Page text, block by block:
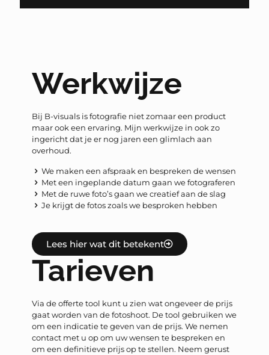
Werkwijze
Bij B-visuals is fotografie niet zomaar een product
maar ook een ervaring. Mijn werkwijze in ook zo
ingericht dat je er nog jaren een glimlach aan
overhoud.
We maken een afspraak en bespreken de wensen
Met een ingeplande datum gaan we fotograferen
Met de ruwe foto’s gaan we creatief aan de slag
Je krijgt de fotos zoals we besproken hebben
Lees hier wat dit betekent
Tarieven
Via de offerte tool kunt u zien wat ongeveer de prijs
gaat worden van de fotoshoot. De tool gebruiken we
om een indicatie te geven van de prijs. We nemen
contact met u op om uw wensen te bespreken en
om een definitieve prijs op te stellen. Neem gerust